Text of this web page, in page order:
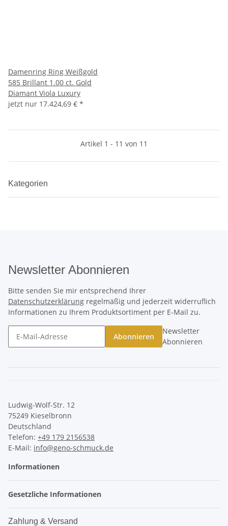
Damenring Ring Weißgold
585 Brillant 1.00 ct. Gold
Diamant Viola Luxury
jetzt nur 17.424,69 € *
Artikel 1 - 11 von 11
Kategorien
Newsletter Abonnieren
Bitte senden Sie mir entsprechend Ihrer
Datenschutzerklärung regelmäßig und jederzeit widerruflich
Informationen zu Ihrem Produktsortiment per E-Mail zu.
Abonnieren
Newsletter
Abonnieren
Ludwig-Wolf-Str. 12
75249 Kieselbronn
Deutschland
Telefon: +49 179 2156538
E-Mail: info@geno-schmuck.de
Informationen
Gesetzliche Informationen
Zahlung & Versand